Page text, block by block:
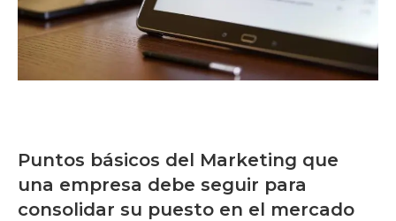
Puntos básicos del Marketing que
una empresa debe seguir para
consolidar su puesto en el mercado